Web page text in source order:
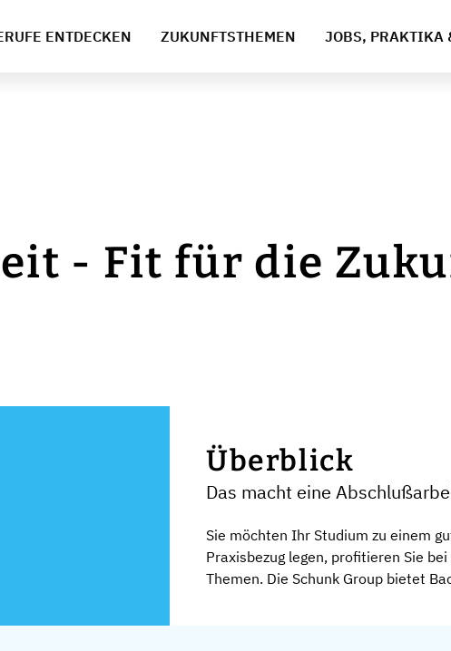
ENTDECKEN ZUKUNFTSTHEMEN JOBS, PRAKTIKA
- Fit für die
Überblick
Das macht eine
Sie möchten Ihr Studium zu einem
Praxisbezug legen, profitieren Sie
Themen. Die Schunk Group bietet